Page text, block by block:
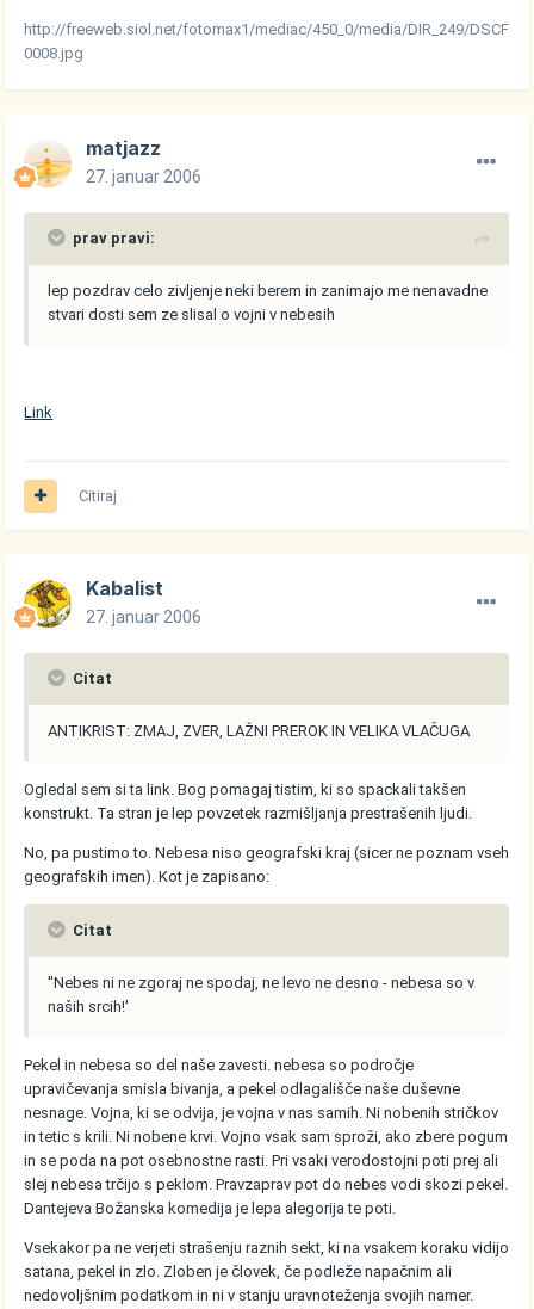
http://freeweb.siol.net/fotomax1/mediac/450_0/media/DIR_249/DSCF
0008.jpg
matjazz
27. januar 2006
prav pravi:
lep pozdrav celo zivljenje neki berem in zanimajo me nenavadne
stvari dosti sem ze slisal o vojni v nebesih
Link
Citiraj
Kabalist
27. januar 2006
Citat
ANTIKRIST: ZMAJ, ZVER, LAŽNI PREROK IN VELIKA VLAČUGA
Ogledal sem si ta link. Bog pomagaj tistim, ki so spackali takšen
konstrukt. Ta stran je lep povzetek razmišljanja prestrašenih ljudi.
No, pa pustimo to. Nebesa niso geografski kraj (sicer ne poznam vseh
geografskih imen). Kot je zapisano:
Citat
''Nebes ni ne zgoraj ne spodaj, ne levo ne desno - nebesa so v
naših srcih!'
Pekel in nebesa so del naše zavesti. nebesa so področje
upravičevanja smisla bivanja, a pekel odlagališče naše duševne
nesnage. Vojna, ki se odvija, je vojna v nas samih. Ni nobenih stričkov
in tetic s krili. Ni nobene krvi. Vojno vsak sam sproži, ako zbere pogum
in se poda na pot osebnostne rasti. Pri vsaki verodostojni poti prej ali
slej nebesa trčijo s peklom. Pravzaprav pot do nebes vodi skozi pekel.
Dantejeva Božanska komedija je lepa alegorija te poti.
Vsekakor pa ne verjeti strašenju raznih sekt, ki na vsakem koraku vidijo
satana, pekel in zlo. Zloben je človek, če podleže napačnim ali
nedovoljšnim podatkom in ni v stanju uravnoteženja svojih namer.